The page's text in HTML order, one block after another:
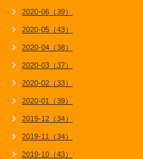
2020-06（39）
2020-05（43）
2020-04（38）
2020-03（37）
2020-02（33）
2020-01（39）
2019-12（34）
2019-11（34）
2019-10（43）